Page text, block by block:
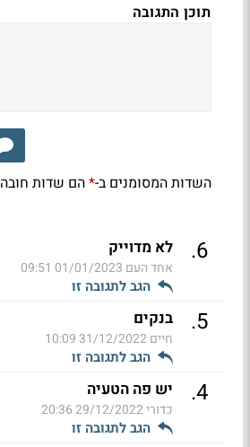
תוכן התגובה
השדות המסומנים ב-*הם שדות חובה
6
. לא מדוייק
אחד העם 01/01/2023 09:51
הגב לתגובה זו
5
. בנקים
חיים31/12/2022 10:09
הגב לתגובה זו
4
. יש פה הטעיה
כדורי29/12/2022 20:36
הגב לתגובה זו